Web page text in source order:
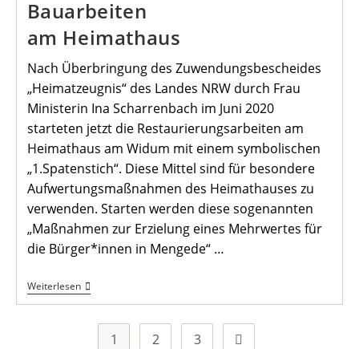
Bauarbeiten
am Heimathaus
Nach Überbringung des Zuwendungsbescheides
„Heimatzeugnis“ des Landes NRW durch Frau
Ministerin Ina Scharrenbach im Juni 2020
starteten jetzt die Restaurierungsarbeiten am
Heimathaus am Widum mit einem symbolischen
„1.Spatenstich“. Diese Mittel sind für besondere
Aufwertungsmaßnahmen des Heimathauses zu
verwenden. Starten werden diese sogenannten
„Maßnahmen zur Erzielung eines Mehrwertes für
die Bürger*innen in Mengede“ …
Weiterlesen1.
Spatenstich
Den
Bauarbeiten
1 2 3 Zur nächsten Seite